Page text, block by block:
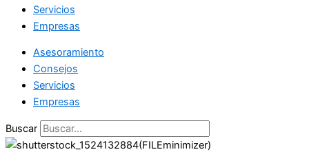
Servicios
Empresas
Asesoramiento
Consejos
Servicios
Empresas
Buscar